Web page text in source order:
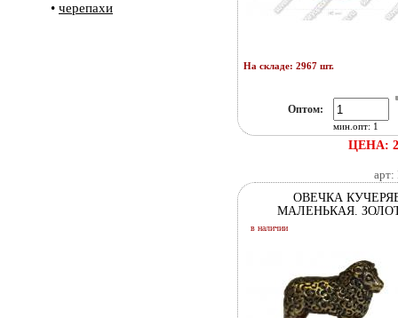
• черепахи
На складе: 2967 шт.
ЦЕНА:
Оптом:
мин.опт: 1
арт:
ОВЕЧКА
МАЛЕНЬКАЯ.
в наличии